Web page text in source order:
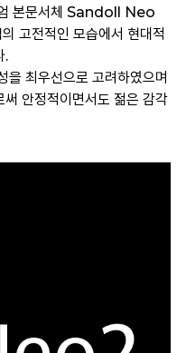
엄 본문서체 Sandoll Neo
고전적인 모습에서 현대적
.
을 최우선으로 고려하였으며
안정적이면서도 젊은 감각